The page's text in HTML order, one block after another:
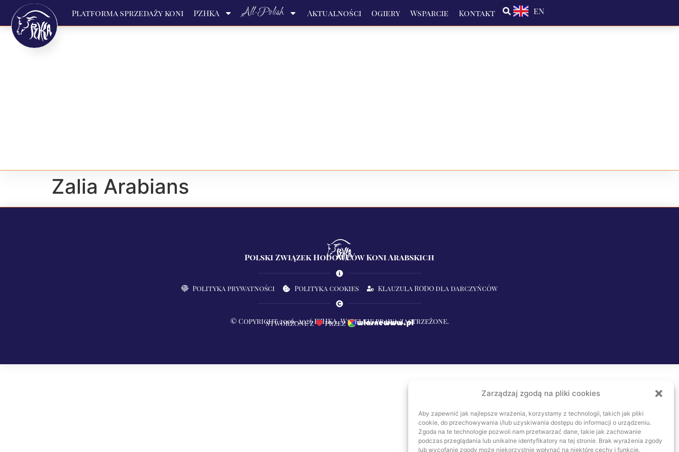
Zarządzaj zgodą na pliki cookies
Aby zapewnić jak najlepsze wrażenia, korzystamy z technologii, takich jak pliki
cookie, do przechowywania i/lub uzyskiwania dostępu do informacji o urządzeniu.
Zgoda na te technologie pozwoli nam przetwarzać dane, takie jak zachowanie
podczas przeglądania lub unikalne identyfikatory na tej stronie. Brak wyrażenia zgody
lub wycofanie zgody może niekorzystnie wpłynąć na niektóre cechy i funkcje.
Platforma sprzedaży koni PZHKA All-Polish Aktualności Ogiery Wsparcie Kontakt EN
Zalia Arabians
Polski Związek Hodowców Koni Arabskich
Polityka prywatności Polityka cookies Klauzula RODO dla darczyńców
© Copyright 2006-2026 PZHKA. Wszelkie prawa zastrzeżone.
Stworzone z przez